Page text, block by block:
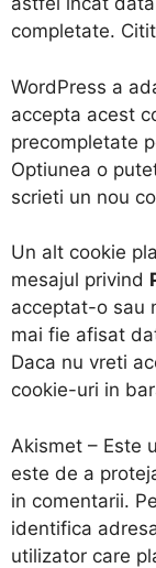
completate.
WordPress a
accepta acest
precompletate
Optiunea o
scrieti un nou
Un alt cookie
mesajul privind
acceptat-o sau
mai fie afisat
Daca nu vreti
cookie-uri in
Akismet – Este
este de a
in comentarii.
identifica
utilizator care